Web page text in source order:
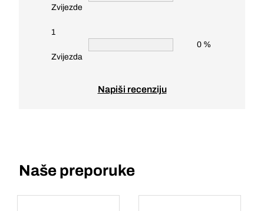
Zvijezde
1
Zvijezda
0 %
Napiši recenziju
Naše preporuke